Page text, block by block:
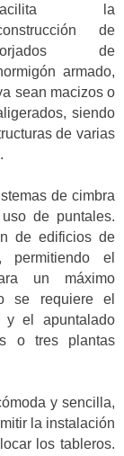
la
de
de
armado,
sean macizos o
siendo
de varias
de cimbra
de puntales.
de edificios de
permitiendo el
un máximo
se requiere el
y el apuntalado
o tres plantas
y sencilla,
la instalación
los tableros.